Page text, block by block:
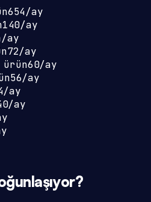
654/ay
140/ay
/ay
72/ay
ürün60/ay
56/ay
/ay
/ay
?